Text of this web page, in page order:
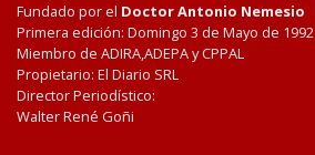
Fundado por el Doctor Antonio Nemesio
Primera edición: Domingo 3 de Mayo de 1992
Miembro de ADIRA,ADEPA y CPPAL
Propietario: El Diario SRL
Director Periodístico:
Walter René Goñi